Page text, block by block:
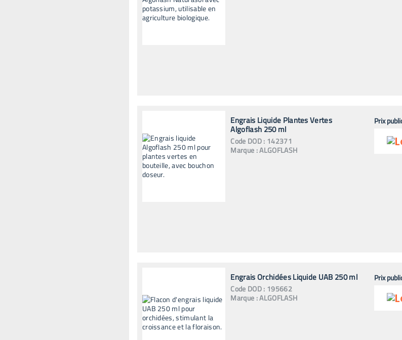
Engrais Liquide Plantes Vertes
Algoflash 250 ml
Code DOD: 142371
Marque :ALGOFLASH
Prix
Engrais Orchidées Liquide UAB 250 ml
Code DOD: 195662
Marque :ALGOFLASH
Prix